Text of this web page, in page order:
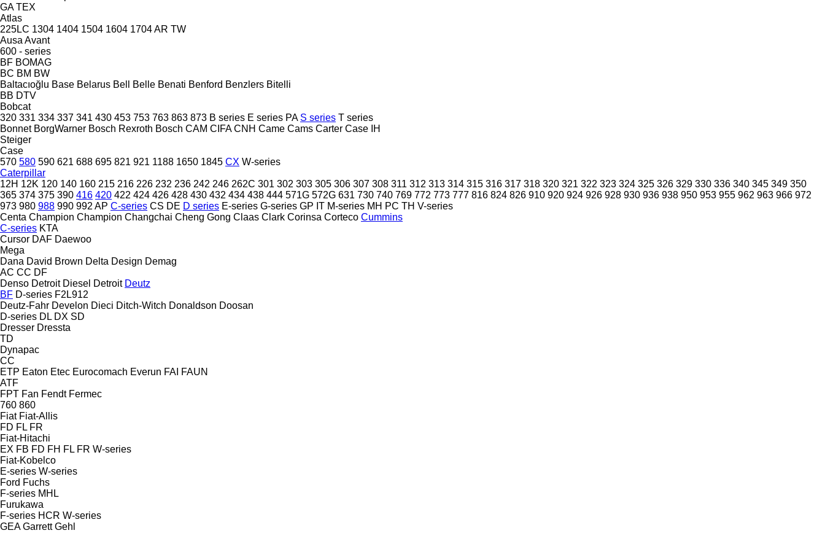
GA TEX
Atlas
225LC 1304 1404 1504 1604 1704AR TW
Ausa Avant
600 - series
BF BOMAG
BC BM BW
Baltacıoğlu Base Belarus Bell Belle Benati Benford Benzlers Bitelli
BB DTV
Bobcat
320 331 334 337 341 430 453 753 763 863 873 B series E series PA S series T series
Bonnet BorgWarner Bosch Rexroth Bosch CAM CIFA CNH Came Cams Carter Case IH
Steiger
Case
570 580 590 621 688 695 821 921 1188 1650 1845 CX W-series
Caterpillar
12H 12K 120 140 160 215 216 226 232 236 242 246 262C 301 302 303 305 306 307 308 311 312 313 314 315 316 317 318 320 321 322 323 324 325 326 329 330 336 340 345 349 350
365 374 375 390 416 420 422 424 426 428 430 432 434 438 444 571G 572G 631 730 740 769 772 773 777 816 824 826 910 920 924 926 928 930 936 938 950 953 955 962 963 966 972
973 980 988 990 992 AP C-series CS DE D series E-series G-series GP IT M-series MH PC TH V-series
Centa Champion Champion Changchai Cheng Gong Claas Clark Corinsa Corteco Cummins
C-series KTA
Cursor DAF Daewoo
Mega
Dana David Brown Delta Design Demag
AC CC DF
Denso Detroit Diesel Detroit Deutz
BF D-series F2L912
Deutz-Fahr Develon Dieci Ditch-Witch Donaldson Doosan
D-series DL DX SD
Dresser Dressta
TD
Dynapac
CC
ETP Eaton Etec Eurocomach Everun FAI FAUN
ATF
FPT Fan Fendt Fermec
760 860
Fiat Fiat-Allis
FD FL FR
Fiat-Hitachi
EX FB FD FH FL FR W-series
Fiat-Kobelco
E-series W-series
Ford Fuchs
F-series MHL
Furukawa
F-series HCR W-series
GEA Garrett Gehl